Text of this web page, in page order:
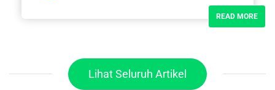
READ MORE
Lihat Seluruh Artikel